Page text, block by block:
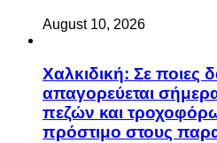
August 10, 2026
Χαλκιδική: Σε ποιες
απαγορεύεται
πεζών και
πρόστιμο στους